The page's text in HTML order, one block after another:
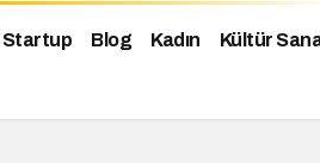
Startup Blog Kadın Kültür